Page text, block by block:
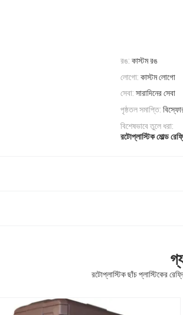
রঙ: কাস্টম রঙ
লোগো: কাস্টম লোগো
সেবা: সারাদিনের সেবা
পৃষ্ঠতল সমাপ্তি:
বিশেষভাবে তুলে ধরা:
রটোপ্লাস্টিক মোল্ড
রটোপ্লাস্টিক ছাঁচ প্লাস্টিকের